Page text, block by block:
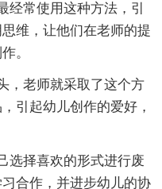
经常使用这种方法，引
维，让他们在老师的提
。
，老师就采取了这个方
引起幼儿创作的爱好，
选择喜欢的形式进行废
合作，并进步幼儿的协